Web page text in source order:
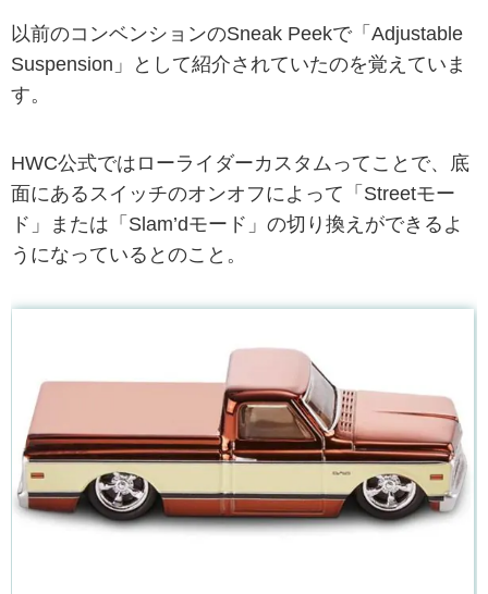
以前のコンベンションのSneak Peekで「Adjustable
Suspension」として紹介されていたのを覚えていま
す。
HWC公式ではローライダーカスタムってことで、底
面にあるスイッチのオンオフによって「Streetモー
ド」または「Slam’dモード」の切り換えができるよ
うになっているとのこと。